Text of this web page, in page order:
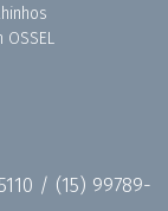
OSSEL
/ (15) 99789-